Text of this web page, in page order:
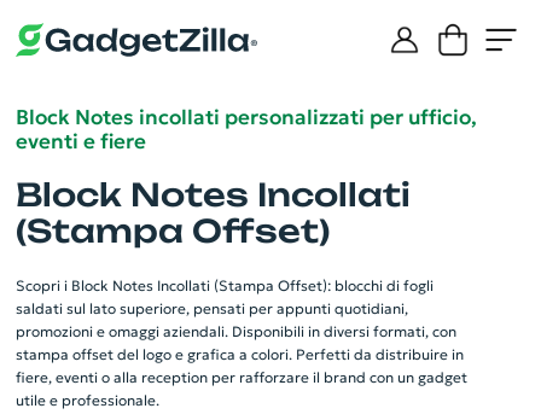
Block Notes incollati personalizzati per ufficio,
eventi e fiere
Block Notes Incollati
(Stampa Offset)
Scopri i Block Notes Incollati (Stampa Offset): blocchi di fogli
saldati sul lato superiore, pensati per appunti quotidiani,
promozioni e omaggi aziendali. Disponibili in diversi formati, con
stampa offset del logo e grafica a colori. Perfetti da distribuire in
fiere, eventi o alla reception per rafforzare il brand con un gadget
utile e professionale.